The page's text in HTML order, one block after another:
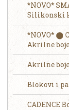
*NOVO*
Silikonski
*NOVO* ⬤
Akrilne
Akrilne
Blokovi i
CADENCE